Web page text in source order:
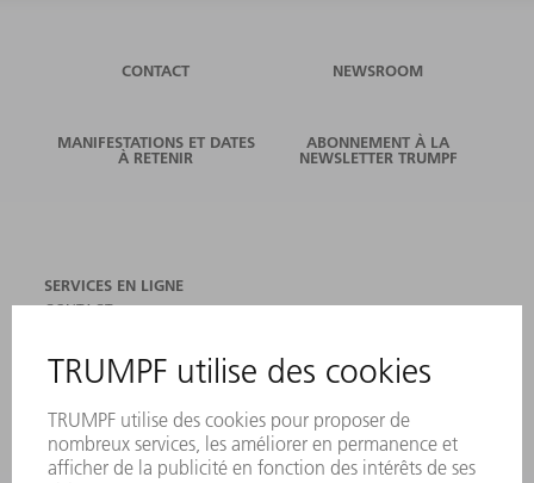
CONTACT NEWSROOM
MANIFESTATIONS ET DATES
À RETENIR
ABONNEMENT À LA
NEWSLETTER TRUMPF
SERVICES EN LIGNE
CONTACT
MANIFESTATIONS ET DATES À RETENIR
INSCRIPTION À LA NEWSLETTER
PRODUITS
MACHINES & SYSTÈMES
LASER